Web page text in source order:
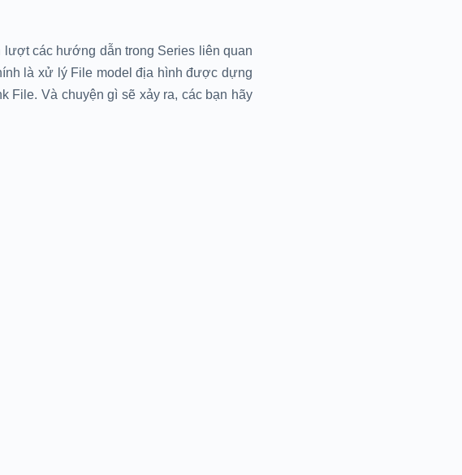
các hướng dẫn trong Series liên quan
là xử lý File model địa hình được dựng
File. Và chuyện gì sẽ xảy ra, các bạn hãy